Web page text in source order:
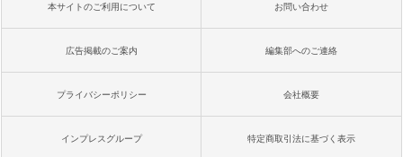
本サイトのご利用について お問い合わせ
広告掲載のご案内 編集部へのご連絡
プライバシーポリシー 会社概要
インプレスグループ 特定商取引法に基づく表示